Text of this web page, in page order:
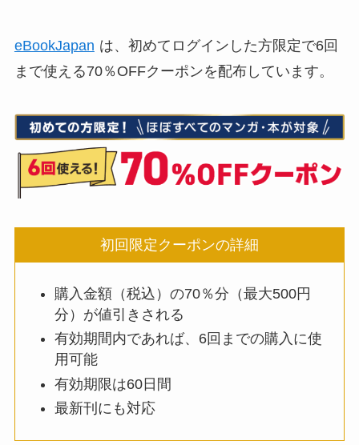
eBookJapan は、初めてログインした方限定で6回
まで使える70％OFFクーポンを配布しています。
初回限定クーポンの詳細
購入金額（税込）の70％分（最大500円
分）が値引きされる
有効期間内であれば、6回までの購入に使
用可能
有効期限は60日間
最新刊にも対応